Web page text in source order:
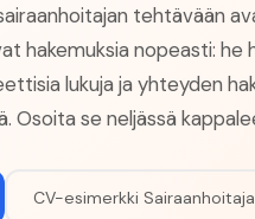
tehtävään
hakemuksia nopeasti: he
lukuja ja yhteyden
Osoita se neljässä
CV-esimerkki Sairaanhoitaja